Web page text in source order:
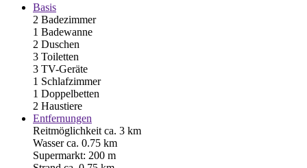
Basis
2 Badezimmer
1 Badewanne
2 Duschen
3 Toiletten
3 TV-Geräte
1 Schlafzimmer
1 Doppelbetten
2 Haustiere
Entfernungen
Reitmöglichkeit ca. 3 km
Wasser ca. 0.75 km
Supermarkt: 200 m